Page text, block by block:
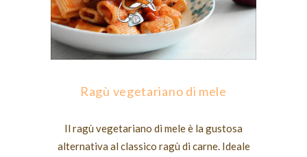
Ragù vegetariano di mele
Il ragù vegetariano di mele è la gustosa
alternativa al classico ragù di carne. Ideale